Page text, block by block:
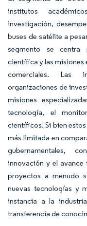
institutos
investigación,
buses de satélite a
segmento se centra
científica y las misiones
comerciales. Las
organizaciones de
misiones
tecnología, el
científicos. Si bien
más limitada en
gubernamentales,
innovación y el avance
proyectos a menudo
nuevas tecnologías y
instancia a la
transferencia de